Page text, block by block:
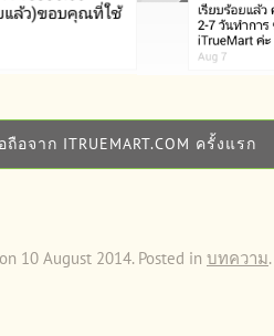
อจาก ITRUEMART.COM ครั้งแรก
10 August 2014. Posted in บทความ.